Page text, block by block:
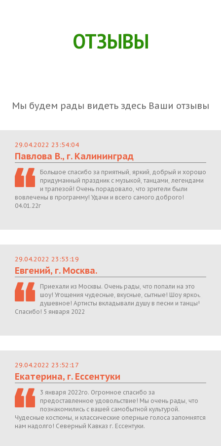
ОТЗЫВЫ
Мы будем рады видеть здесь Ваши отзывы
29.04.2022 23:54:04
Павлова В., г. Калининград
Большое спасибо за приятный, яркий, добрый и хорошо
придуманный праздник с музыкой, танцами, легендами
и трапезой! Очень порадовало, что зрители были
вовлечены в программу! Удачи и всего самого доброго!
04.01.22г
29.04.2022 23:53:19
Евгений, г. Москва.
Приехали из Москвы. Очень рады, что попали на это
шоу! Угощения чудесные, вкусные, сытные! Шоу яркое,
душевное! Артисты вкладывали душу в песни и танцы!
Спасибо! 5 января 2022
29.04.2022 23:52:17
Екатерина, г. Ессентуки
3 января 2022го. Огромное спасибо за
предоставленное удовольствие! Мы очень рады, что
познакомились с вашей самобытной культурой.
Чудесные костюмы, и классические оперные голоса запомнятся
нам надолго! Северный Кавказ г. Ессентуки.